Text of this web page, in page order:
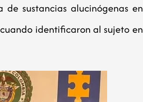
sustancias alucinógenas en
identificaron al sujeto en